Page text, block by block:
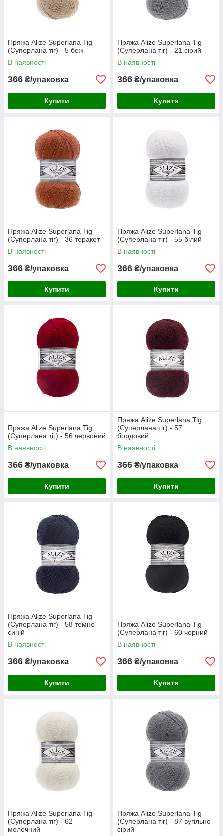
Пряжа Alize Superlana Tig
(Суперлана тіг) - 5 беж
В наявності
366 ₴/упаковка
Купити
Пряжа Alize Superlana Tig
(Суперлана тіг) - 21 сірий
В наявності
366 ₴/упаковка
Купити
Пряжа Alize Superlana Tig
(Суперлана тіг) - 36 теракот
В наявності
366 ₴/упаковка
Купити
Пряжа Alize Superlana Tig
(Суперлана тіг) - 55 білий
В наявності
366 ₴/упаковка
Купити
Пряжа Alize Superlana Tig
(Суперлана тіг) - 56 червоний
В наявності
366 ₴/упаковка
Купити
Пряжа Alize Superlana Tig
(Суперлана тіг) - 57
бордовий
В наявності
366 ₴/упаковка
Купити
Пряжа Alize Superlana Tig
(Суперлана тіг) - 58 темно
синій
В наявності
366 ₴/упаковка
Купити
Пряжа Alize Superlana Tig
(Суперлана тіг) - 60 чорний
В наявності
366 ₴/упаковка
Купити
Пряжа Alize Superlana Tig
(Суперлана тіг) - 62
молочний
Пряжа Alize Superlana Tig
(Суперлана тіг) - 87 вугільно
сірий